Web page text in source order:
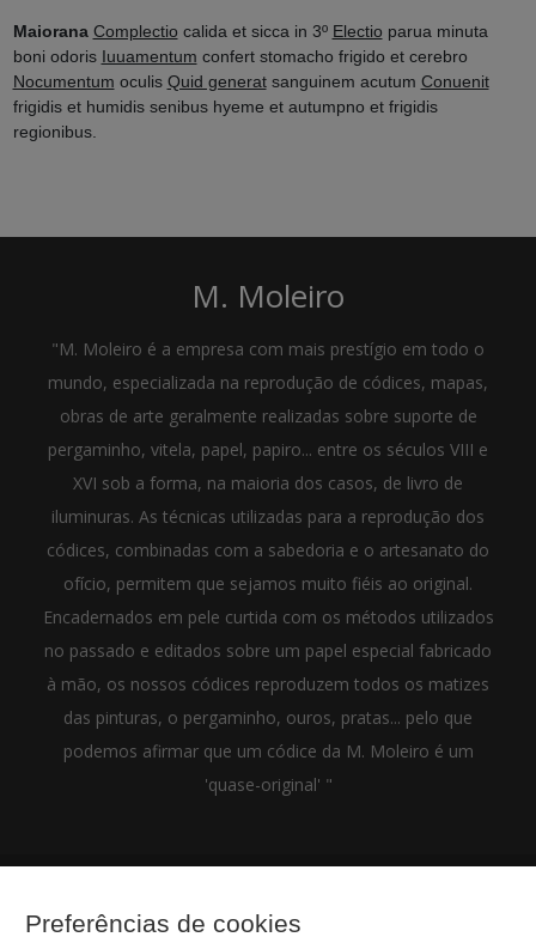
Maiorana Complectio calida et sicca in 3º Electio parua minuta
boni odoris Iuuamentum confert stomacho frigido et cerebro
Nocumentum oculis Quid generatsanguinem acutum Conuenit
frigidis et humidis senibus hyeme et autumpno et frigidis
regionibus.
M. Moleiro
"M. Moleiro é a empresa com mais prestígio em todo o
mundo, especializada na reprodução de códices, mapas,
obras de arte geralmente realizadas sobre suporte de
pergaminho, vitela, papel, papiro... entre os séculos VIII e
XVI sob a forma, na maioria dos casos, de livro de
iluminuras. As técnicas utilizadas para a reprodução dos
códices, combinadas com a sabedoria e o artesanato do
ofício, permitem que sejamos muito fiéis ao original.
Encadernados em pele curtida com os métodos utilizados
no passado e editados sobre um papel especial fabricado
à mão, os nossos códices reproduzem todos os matizes
das pinturas, o pergaminho, ouros, pratas... pelo que
podemos afirmar que um códice da M. Moleiro é um
'quase-original' "
(+34) 932 402 091
Preferências de cookies